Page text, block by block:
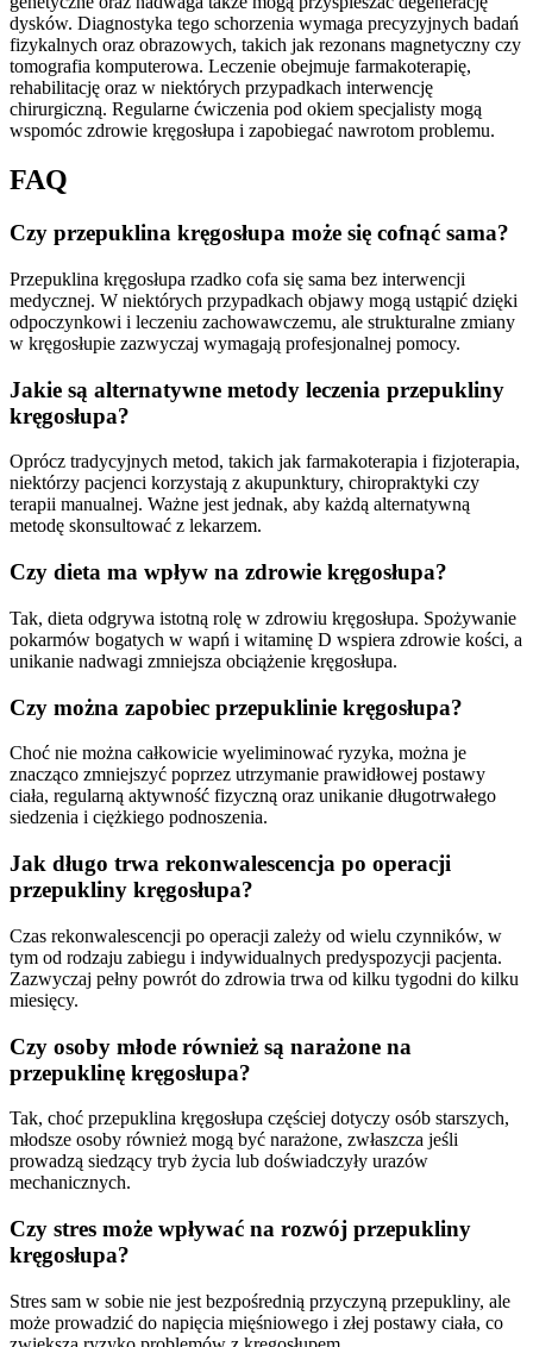
dysków. Diagnostyka tego schorzenia wymaga precyzyjnych badań
fizykalnych oraz obrazowych, takich jak rezonans magnetyczny czy
tomografia komputerowa. Leczenie obejmuje farmakoterapię,
rehabilitację oraz w niektórych przypadkach interwencję
chirurgiczną. Regularne ćwiczenia pod okiem specjalisty mogą
wspomóc zdrowie kręgosłupa i zapobiegać nawrotom problemu.
FAQ
Czy przepuklina kręgosłupa może się cofnąć sama?
Przepuklina kręgosłupa rzadko cofa się sama bez interwencji
medycznej. W niektórych przypadkach objawy mogą ustąpić dzięki
odpoczynkowi i leczeniu zachowawczemu, ale strukturalne zmiany
w kręgosłupie zazwyczaj wymagają profesjonalnej pomocy.
Jakie są alternatywne metody leczenia przepukliny
kręgosłupa?
Oprócz tradycyjnych metod, takich jak farmakoterapia i fizjoterapia,
niektórzy pacjenci korzystają z akupunktury, chiropraktyki czy
terapii manualnej. Ważne jest jednak, aby każdą alternatywną
metodę skonsultować z lekarzem.
Czy dieta ma wpływ na zdrowie kręgosłupa?
Tak, dieta odgrywa istotną rolę w zdrowiu kręgosłupa. Spożywanie
pokarmów bogatych w wapń i witaminę D wspiera zdrowie kości, a
unikanie nadwagi zmniejsza obciążenie kręgosłupa.
Czy można zapobiec przepuklinie kręgosłupa?
Choć nie można całkowicie wyeliminować ryzyka, można je
znacząco zmniejszyć poprzez utrzymanie prawidłowej postawy
ciała, regularną aktywność fizyczną oraz unikanie długotrwałego
siedzenia i ciężkiego podnoszenia.
Jak długo trwa rekonwalescencja po operacji
przepukliny kręgosłupa?
Czas rekonwalescencji po operacji zależy od wielu czynników, w
tym od rodzaju zabiegu i indywidualnych predyspozycji pacjenta.
Zazwyczaj pełny powrót do zdrowia trwa od kilku tygodni do kilku
miesięcy.
Czy osoby młode również są narażone na
przepuklinę kręgosłupa?
Tak, choć przepuklina kręgosłupa częściej dotyczy osób starszych,
młodsze osoby również mogą być narażone, zwłaszcza jeśli
prowadzą siedzący tryb życia lub doświadczyły urazów
mechanicznych.
Czy stres może wpływać na rozwój przepukliny
kręgosłupa?
Stres sam w sobie nie jest bezpośrednią przyczyną przepukliny, ale
może prowadzić do napięcia mięśniowego i złej postawy ciała, co